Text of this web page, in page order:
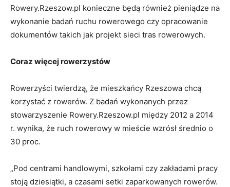
Rowery.Rzeszow.pl konieczne będą również pieniądze na
wykonanie badań ruchu rowerowego czy opracowanie
dokumentów takich jak projekt sieci tras rowerowych.
Coraz więcej rowerzystów
Rowerzyści twierdzą, że mieszkańcy Rzeszowa chcą
korzystać z rowerów. Z badań wykonanych przez
stowarzyszenie Rowery.Rzeszow.pl między 2012 a 2014
r. wynika, że ruch rowerowy w mieście wzrósł średnio o
30 proc.
„Pod centrami handlowymi, szkołami czy zakładami pracy
stoją dziesiątki, a czasami setki zaparkowanych rowerów.